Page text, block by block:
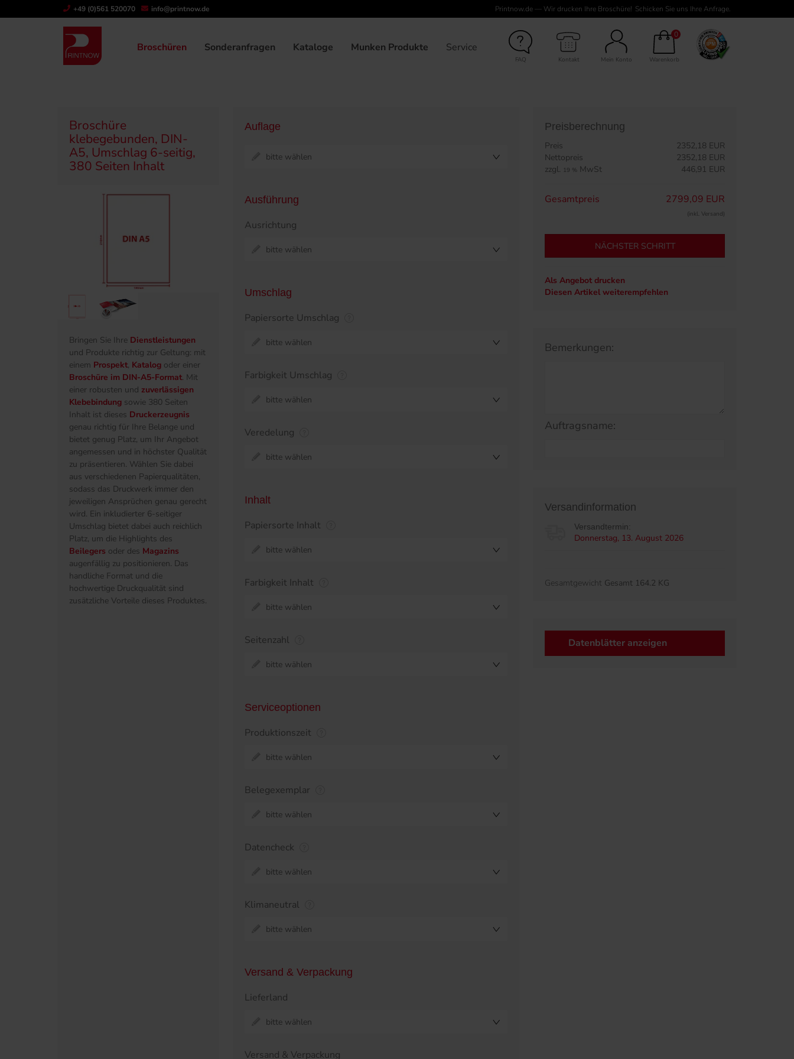
+49 (0)561 520070 info@printnow.de Printnow.de — Wir drucken Ihre Broschüre! Schicken Sie uns Ihre Anfrage.
Broschüren Sonderanfragen Kataloge Munken Produkte Service
FAQ Kontakt Mein Konto
0
Warenkorb
Produktübersicht Broschüren Klebegebunden Broschüre klebegebunden, DIN-A5, Umschlag 6-seitig, 380 Seiten Inhalt
Broschüre
klebegebunden, DIN-
A5, Umschlag 6-seitig,
380 Seiten Inhalt
Bringen Sie Ihre Dienstleistungen
und Produkte richtig zur Geltung: mit
einem Prospekt, Katalog oder einer
Broschüre im DIN-A5-Format. Mit
einer robusten und zuverlässigen
Klebebindung sowie 380 Seiten
Inhalt ist dieses Druckerzeugnis
genau richtig für Ihre Belange und
bietet genug Platz, um Ihr Angebot
angemessen und in höchster Qualität
zu präsentieren. Wählen Sie dabei
aus verschiedenen Papierqualitäten,
sodass das Druckwerk immer den
jeweiligen Ansprüchen genau gerecht
wird. Ein inkludierter 6-seitiger
Umschlag bietet dabei auch reichlich
Platz, um die Highlights des
Beilegers oder des Magazins
augenfällig zu positionieren. Das
handliche Format und die
hochwertige Druckqualität sind
zusätzliche Vorteile dieses Produktes.
Auflage
bitte wählen
Ausführung
Ausrichtung
bitte wählen
Umschlag
Papiersorte Umschlag
bitte wählen
Farbigkeit Umschlag
bitte wählen
Veredelung
bitte wählen
Inhalt
Papiersorte Inhalt
bitte wählen
Farbigkeit Inhalt
bitte wählen
Seitenzahl
bitte wählen
Serviceoptionen
Produktionszeit
bitte wählen
Belegexemplar
bitte wählen
Datencheck
bitte wählen
Klimaneutral
bitte wählen
Versand & Verpackung
Lieferland
bitte wählen
Versand & Verpackung
Preisberechnung
Preis
2352,18 EUR
Nettopreis
2352,18 EUR
zzgl. 19 % MwSt 446,91 EUR
Gesamtpreis 2799,09 EUR
(inkl. Versand)
NÄCHSTER SCHRITT
Als Angebot drucken
Diesen Artikel weiterempfehlen
Bemerkungen:
Auftragsname:
Versandinformation
Versandtermin:
Donnerstag, 13. August 2026
Gesamtgewicht Gesamt 164.2 KG
Datenblätter anzeigen